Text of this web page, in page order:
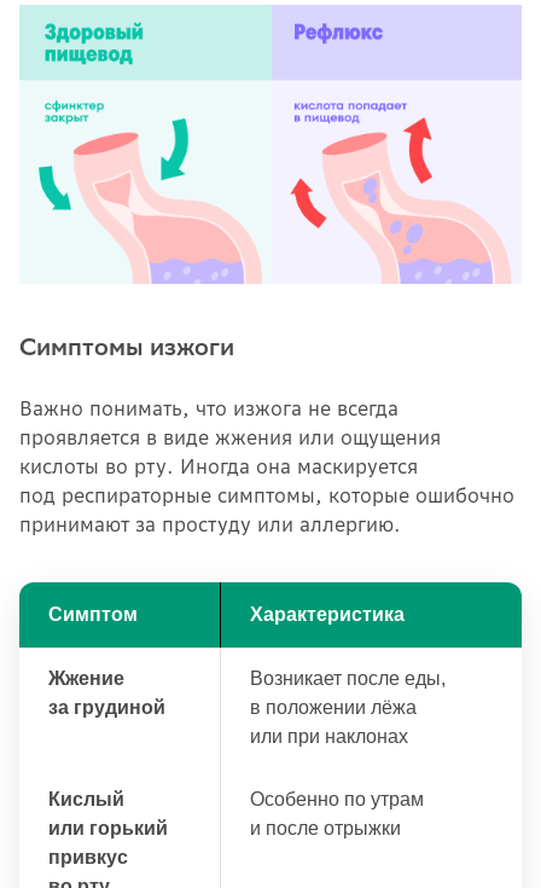
Симптомы изжоги
Важно понимать, что изжога не всегда
проявляется в виде жжения или ощущения
кислоты во рту. Иногда она маскируется
под респираторные симптомы, которые ошибочно
принимают за простуду или аллергию.
Симптом Характеристика
Жжение
за грудиной
Возникает после еды,
в положении лёжа
или при наклонах
Кислый
или горький
привкус
Особенно по утрам
и после отрыжки